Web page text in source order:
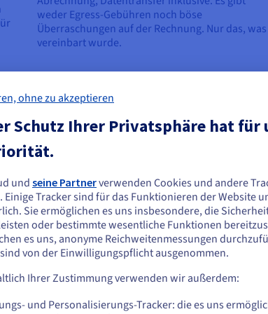
weder Egress-Gebühren noch böse
Überraschungen auf der Rechnung. Nur das, was
vereinbart wurde.
on OVHcloud Dienste
vSphere
2.946,02 €
im Monat (inkl. MwSt.)
scheinen sich in Vereinigte
Sie aus Vereinigte Staaten bestellen möchten, müssen Sie
Website umsehen und dort einen Account
zur [Website] Webseite
us.ovhcloud.com/
Englisch USD - $
ohne zu akzeptieren
Schutz Ihrer Privatsphäre hat für
und seine Partnerverwenden Cookies und andere
Einige Tracker sind für das Funktionieren der Website
Sie ermöglichen es uns insbesondere, die
oder bestimmte wesentliche Funktionen
es uns, anonyme Reichweitenmessungen
von der Einwilligungspflicht ausgenommen.
Ihrer Zustimmung verwenden wir außerdem:
und Personalisierungs-Tracker: die es uns